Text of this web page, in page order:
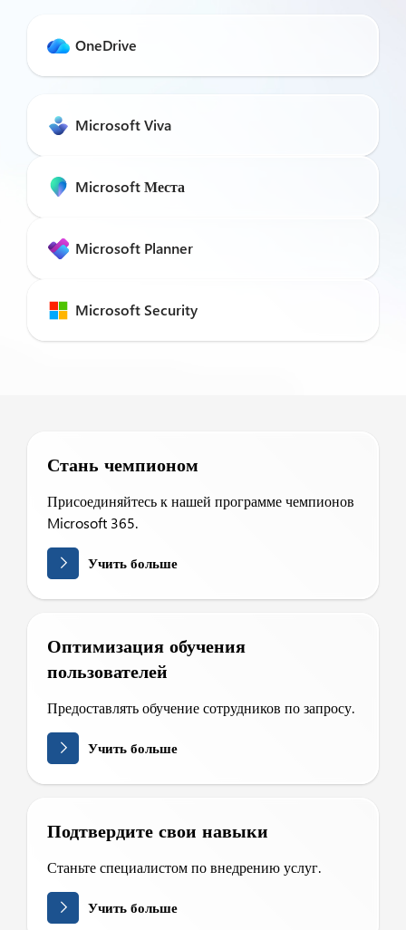
OneDrive
Microsoft Viva
Microsoft Места
Microsoft Planner
Microsoft Security
Стань чемпионом
Присоединяйтесь к нашей программе чемпионов
Microsoft 365.
Учить больше
Оптимизация обучения
пользователей
Предоставлять обучение сотрудников по запросу.
Учить больше
Подтвердите свои навыки
Станьте специалистом по внедрению услуг.
Учить больше